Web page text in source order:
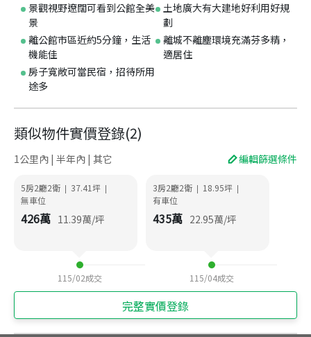
景觀視野遼闊可看到公館全美
景
土地廣大有大建地好利用好規
劃
離公館市區近約5分鐘，生活
機能佳
離城不離塵環境充滿芬多精，
適居住
房子寬敞可當民宿，招待所用
途多
類似物件實價登錄(2)
1公里內 | 半年內 | 其它 編輯篩選條件
5房2廳2衛 | 37.41坪 |
無車位
426萬 11.39萬/坪
115/02成交
3房2廳2衛 | 18.95坪 |
有車位
435萬 22.95萬/坪
115/04成交
完整實價登錄